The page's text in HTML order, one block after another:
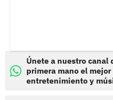
Únete a nuestro canal
primera mano el
entretenimiento y